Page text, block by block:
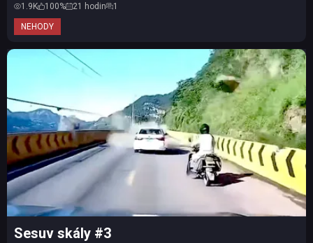
NEHODY
1.9K 100% 21 hodin 1
Sesuv skály #3